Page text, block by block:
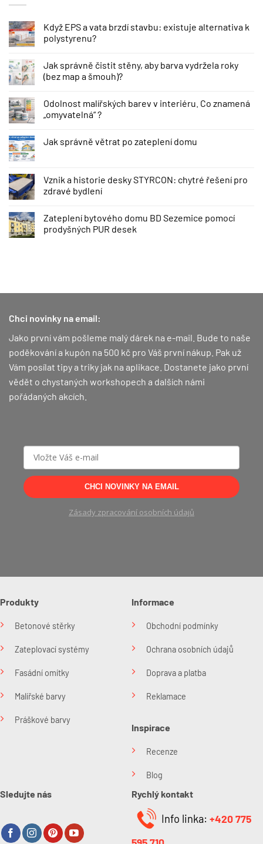
Když EPS a vata brzdí stavbu: existuje alternativa k
polystyrenu?
Jak správně čistit stěny, aby barva vydržela roky
(bez map a šmouh)?
Odolnost malířských barev v interiéru. Co znamená
„omyvatelná“ ?
Jak správně větrat po zateplení domu
Vznik a historie desky STYRCON: chytré řešení pro
zdravé bydlení
Zateplení bytového domu BD Sezemice pomocí
prodyšných PUR desek
Chci novinky na email:
Jako první vám pošleme malý dárek na e-mail. Bude to naše
poděkování a kupón na 500 kč pro Váš první nákup. Pak už
Vám posílat tipy a triky jak na aplikace. Dostanete jako první
vědět o chystaných workshopech a dalších námi
pořádaných akcích.
CHCI NOVINKY NA EMAIL
Zásady zpracování osobních údajů
Produkty
Betonové stěrky
Zateplovací systémy
Fasádní omítky
Malířské barvy
Práškové barvy
Informace
Obchodní podmínky
Ochrana osobních údajů
Doprava a platba
Reklamace
Inspirace
Recenze
Blog
Sledujte nás Rychlý kontakt
Info linka: +420 775